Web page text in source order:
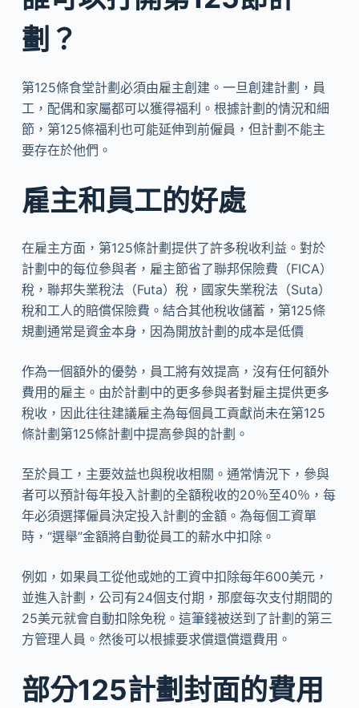
劃？
第125條食堂計劃必須由雇主創建。一旦創建計劃，員
工，配偶和家屬都可以獲得福利。根據計劃的情況和細
節，第125條福利也可能延伸到前僱員，但計劃不能主
要存在於他們。
雇主和員工的好處
在雇主方面，第125條計劃提供了許多稅收利益。對於
計劃中的每位參與者，雇主節省了聯邦保險費（FICA）
稅，聯邦失業稅法（Futa）稅，國家失業稅法（Suta）
稅和工人的賠償保險費。結合其他稅收儲蓄，第125條
規劃通常是資金本身，因為開放計劃的成本是低價
作為一個額外的優勢，員工將有效提高，沒有任何額外
費用的雇主。由於計劃中的更多參與者對雇主提供更多
稅收，因此往往建議雇主為每個員工貢獻尚未在第125
條計劃第125條計劃中提高參與的計劃。
至於員工，主要效益也與稅收相關。通常情況下，參與
者可以預計每年投入計劃的全額稅收的20％至40％，每
年必須選擇僱員決定投入計劃的金額。為每個工資單
時，“選舉”金額將自動從員工的薪水中扣除。
例如，如果員工從他或她的工資中扣除每年600美元，
並進入計劃，公司有24個支付期，那麼每次支付期間的
25美元就會自動扣除免稅。這筆錢被送到了計劃的第三
方管理人員。然後可以根據要求償還償還費用。
部分125計劃封面的費用